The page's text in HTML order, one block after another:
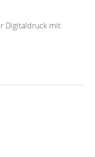
Digitaldruck mit